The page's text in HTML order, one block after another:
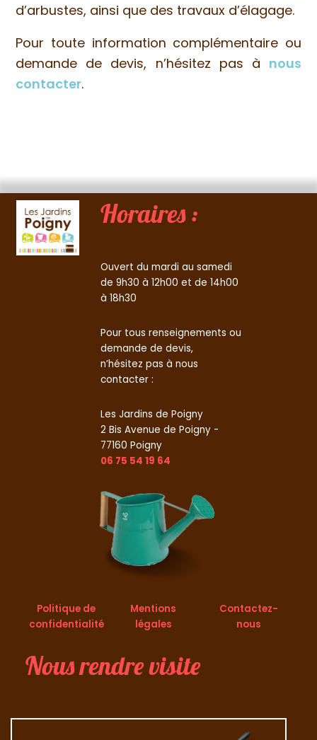
d’arbustes, ainsi que des travaux d’élagage.
Pour toute information complémentaire ou
demande de devis, n’hésitez pas à nous
contacter.
Horaires :
Ouvert du mardi au samedi
de 9h30 à 12h00 et de 14h00
à 18h30
Pour tous renseignements ou
demande de devis,
n’hésitez pas à nous
contacter :
Les Jardins de Poigny
2 Bis Avenue de Poigny -
77160 Poigny
06 75 54 19 64
Politique de
confidentialité
Mentions
légales
Contactez-
nous
Nous rendre visite